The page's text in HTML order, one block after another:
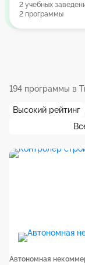
2 учебных
2 программы
194 программы в
Высокий рейтинг